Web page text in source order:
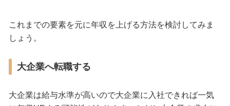
これまでの要素を元に年収を上げる方法を検討してみま
しょう。
大企業へ転職する
大企業は給与水準が高いので大企業に入社できれば一気